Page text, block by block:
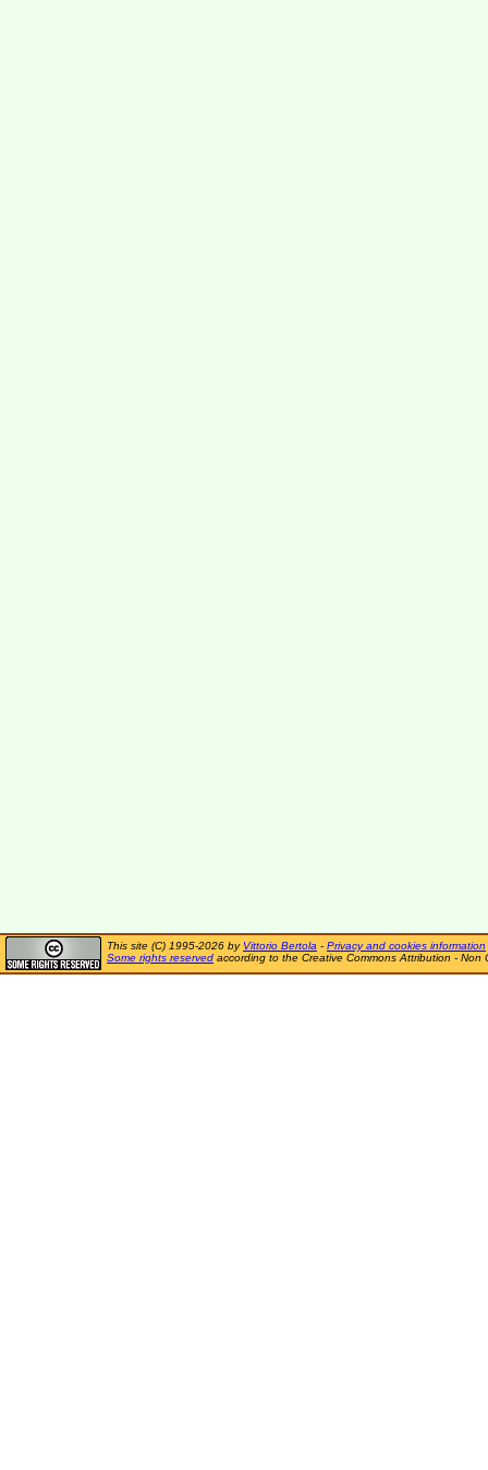
This site (C) 1995-2026 by Vittorio Bertola - Privacy and cookies information
Some rights reserved according to the Creative Commons Attribution - Non